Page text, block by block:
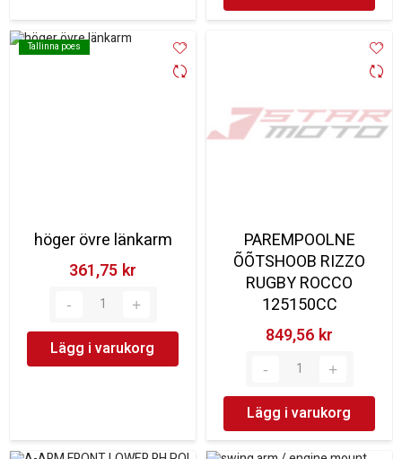
Tallinna poes
Tallinna poes
höger övre länkarm
361,75 kr‎
Lägg i varukorg
PAREMPOOLNE
ÕÕTSHOOB RIZZO
RUGBY ROCCO
125150CC
849,56 kr‎
Lägg i varukorg